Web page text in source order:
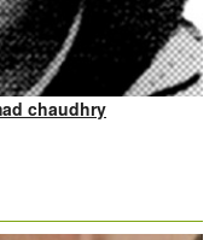
chaudhry